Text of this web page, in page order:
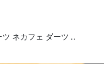
ネカフェ ダーツ …